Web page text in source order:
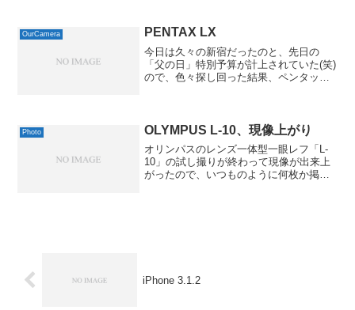
見かけたものの、結局...
OurCamera PENTAX LX
今日は久々の新宿だったのと、先日の
「父の日」特別予算が計上されていた(笑)
ので、色々探し回った結果、ペンタック
Photo OLYMPUS L-10、現像上がり
オリンパスのレンズ一体型一眼レフ「L-
10」の試し撮りが終わって現像が出来上
がったので、いつものように何枚か掲載
iPhone 3.1.2